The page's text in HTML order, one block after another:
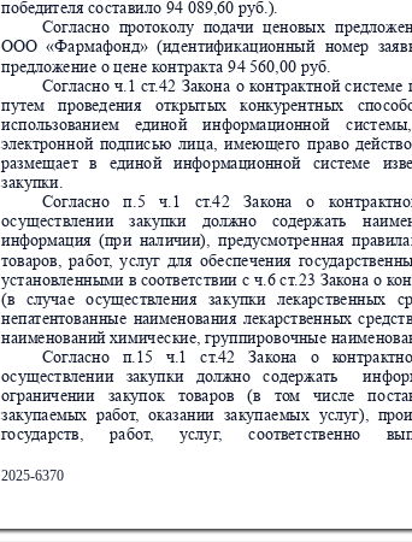
победителя составило 94 089,60 руб.).
Согласно протоколу подачи ценовых пр
ООО «Фармафонд» (идентификационный номер зая
предложение о цене контракта 94 560,00 руб.
Согласно ч.1 ст.42 Закона о контрактной системе
путем проведения открытых конкурентных спо
использованием единой информационной системы
электронной подписью лица, имеющего право действо
размещает в   единой информационной   системе изве
закупки.
Согласно п.5 ч.1 ст.42 Закона о контрактно
осуществлении закупки должно содержать наиме
информация (при наличии), предусмотренная правил
товаров
работ, услуг для обеспечения государственны
установленными в соответствии с ч. 6 ст.23 Закона о к
(в
случае осуществления закупки лекарственных с
непатентованные наименования лекарственных средств
наименований химические, группировочные наиме
Согласно
  п.1
5 ч.1 ст.42
  За
кона о контрактн
осуществлении   закупки   должно   содержать инфо
ограничении
  за
купок товаров
  (в
том
  ч
исле
  по
ст
закупаемых работ, оказании закупаемых услуг), пр
государств, работ, услуг, соответственно
2025-6370